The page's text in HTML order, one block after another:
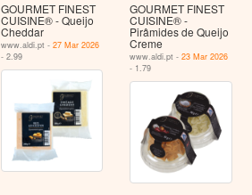
GOURMET FINEST
CUISINE® - Queijo
Cheddar
www.aldi.pt - 27 Mar 2026
- 2.99
GOURMET FINEST
CUISINE® -
Pirâmides de Queijo
Creme
www.aldi.pt -23 Mar 2026
- 1.79